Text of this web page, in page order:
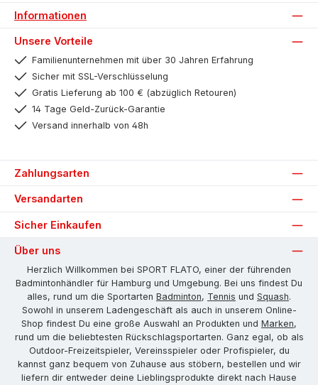
Informationen
Unsere Vorteile
Familienunternehmen mit über 30 Jahren Erfahrung
Sicher mit SSL-Verschlüsselung
Gratis Lieferung ab 100 € (abzüglich Retouren)
14 Tage Geld-Zurück-Garantie
Versand innerhalb von 48h
Zahlungsarten
Versandarten
Sicher Einkaufen
Über uns
Herzlich Willkommen bei SPORT FLATO, einer der führenden
Badmintonhändler für Hamburg und Umgebung. Bei uns findest Du
alles, rund um die Sportarten Badminton, Tennis und Squash.
Sowohl in unserem Ladengeschäft als auch in unserem Online-
Shop findest Du eine große Auswahl an Produkten und Marken,
rund um die beliebtesten Rückschlagsportarten. Ganz egal, ob als
Outdoor-Freizeitspieler, Vereinsspieler oder Profispieler, du
kannst ganz bequem von Zuhause aus stöbern, bestellen und wir
liefern dir entweder deine Lieblingsprodukte direkt nach Hause